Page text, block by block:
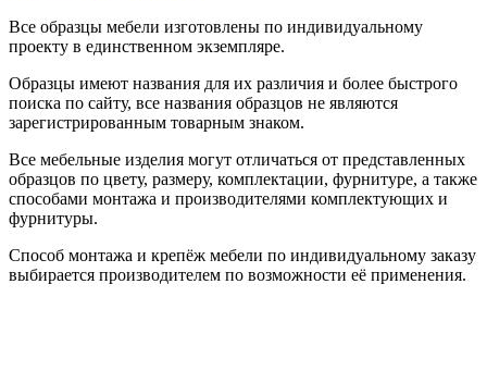
Все образцы мебели изготовлены по индивидуальному
проекту в единственном экземпляре.
Образцы имеют названия для их различия и более быстрого
поиска по сайту, все названия образцов не являются
зарегистрированным товарным знаком.
Все мебельные изделия могут отличаться от представленных
образцов по цвету, размеру, комплектации, фурнитуре, а также
способами монтажа и производителями комплектующих и
фурнитуры.
Способ монтажа и крепёж мебели по индивидуальному заказу
выбирается производителем по возможности её применения.